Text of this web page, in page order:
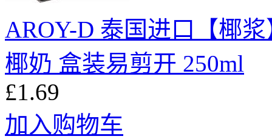
AROY-D 泰国进口【椰
椰奶 盒装易剪开 250ml
£1.69
加入购物车